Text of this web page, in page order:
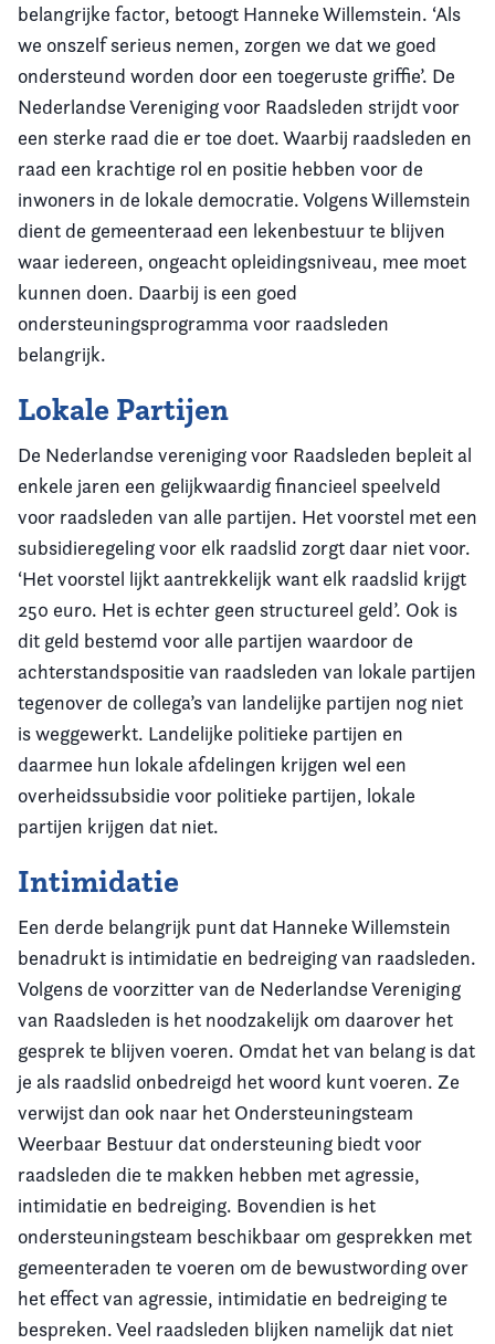
belangrijke factor, betoogt Hanneke Willemstein. ‘Als
we onszelf serieus nemen, zorgen we dat we goed
ondersteund worden door een toegeruste griffie’. De
Nederlandse Vereniging voor Raadsleden strijdt voor
een sterke raad die er toe doet. Waarbij raadsleden en
raad een krachtige rol en positie hebben voor de
inwoners in de lokale democratie. Volgens Willemstein
dient de gemeenteraad een lekenbestuur te blijven
waar iedereen, ongeacht opleidingsniveau, mee moet
kunnen doen. Daarbij is een goed
ondersteuningsprogramma voor raadsleden
belangrijk.
Lokale Partijen
De Nederlandse vereniging voor Raadsleden bepleit al
enkele jaren een gelijkwaardig financieel speelveld
voor raadsleden van alle partijen. Het voorstel met een
subsidieregeling voor elk raadslid zorgt daar niet voor.
‘Het voorstel lijkt aantrekkelijk want elk raadslid krijgt
250 euro. Het is echter geen structureel geld’. Ook is
dit geld bestemd voor alle partijen waardoor de
achterstandspositie van raadsleden van lokale partijen
tegenover de collega’s van landelijke partijen nog niet
is weggewerkt. Landelijke politieke partijen en
daarmee hun lokale afdelingen krijgen wel een
overheidssubsidie voor politieke partijen, lokale
partijen krijgen dat niet.
Intimidatie
Een derde belangrijk punt dat Hanneke Willemstein
benadrukt is intimidatie en bedreiging van raadsleden.
Volgens de voorzitter van de Nederlandse Vereniging
van Raadsleden is het noodzakelijk om daarover het
gesprek te blijven voeren. Omdat het van belang is dat
je als raadslid onbedreigd het woord kunt voeren. Ze
verwijst dan ook naar het Ondersteuningsteam
Weerbaar Bestuur dat ondersteuning biedt voor
raadsleden die te makken hebben met agressie,
intimidatie en bedreiging. Bovendien is het
ondersteuningsteam beschikbaar om gesprekken met
gemeenteraden te voeren om de bewustwording over
het effect van agressie, intimidatie en bedreiging te
bespreken. Veel raadsleden blijken namelijk dat niet